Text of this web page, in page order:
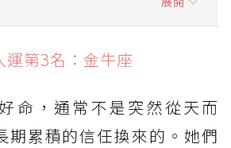
金牛座
天秤座
運第3名：金牛座
命，通常不是突然從天而
期累積的信任換來的。她們